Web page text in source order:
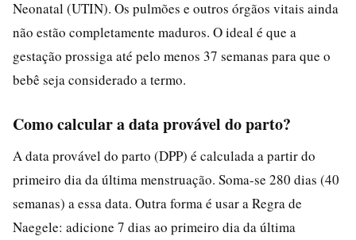
Neonatal (UTIN). Os pulmões e outros órgãos vitais ainda
não estão completamente maduros. O ideal é que a
gestação prossiga até pelo menos 37 semanas para que o
bebê seja considerado a termo.
Como calcular a data provável do parto?
A data provável do parto (DPP) é calculada a partir do
primeiro dia da última menstruação. Soma-se 280 dias (40
semanas) a essa data. Outra forma é usar a Regra de
Naegele: adicione 7 dias ao primeiro dia da última